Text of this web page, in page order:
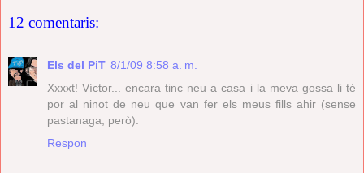
12 comentaris:
Els del PiT 8/1/09 8:58 a. m.
Xxxxt! Víctor... encara tinc neu a casa i la meva gossa li té
por al ninot de neu que van fer els meus fills ahir (sense
pastanaga, però).
Respon